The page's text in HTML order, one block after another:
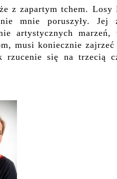
z zapartym tchem. Losy
mnie poruszyły. Jej
artystycznych marzeń,
musi koniecznie
się na trzecią